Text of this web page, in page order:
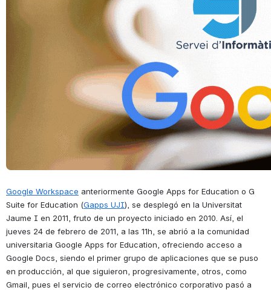
Google Workspace anteriormente Google Apps for Education o G
Suite for Education (Gapps UJI), se desplegó en la Universitat
Jaume I en 2011, fruto de un proyecto iniciado en 2010. Así, el
jueves 24 de febrero de 2011, a las 11h, se abrió a la comunidad
universitaria Google Apps for Education, ofreciendo acceso a
Google Docs, siendo el primer grupo de aplicaciones que se puso
en producción, al que siguieron, progresivamente, otros, como
Gmail, pues el servicio de correo electrónico corporativo pasó a